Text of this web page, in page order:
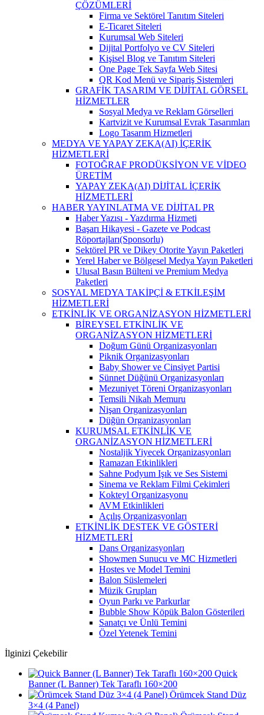
ÇÖZÜMLERİ
Firma ve Sektörel Tanıtım Siteleri
E-Ticaret Siteleri
Kurumsal Web Siteleri
Dijital Portfolyo ve CV Siteleri
Kişisel Blog ve Tanıtım Siteleri
One Page Tek Sayfa Web Sitesi
QR Kod Menü ve Sipariş Sistemleri
GRAFİK TASARIM VE DİJİTAL GÖRSEL
HİZMETLER
Sosyal Medya ve Reklam Görselleri
Kartvizit ve Kurumsal Evrak Tasarımları
Logo Tasarım Hizmetleri
MEDYA VE YAPAY ZEKA(AI) İÇERİK
HİZMETLERİ
FOTOĞRAF PRODÜKSİYON VE VİDEO
ÜRETİM
YAPAY ZEKA(AI) DİJİTAL İÇERİK
HİZMETLERİ
HABER YAYINLATMA VE DİJİTAL PR
Haber Yazısı - Yazdırma Hizmeti
Başarı Hikayesi - Gazete ve Podcast
Röportajları(Sponsorlu)
Sektörel PR ve Dikey Otorite Yayın Paketleri
Yerel Haber ve Bölgesel Medya Yayın Paketleri
Ulusal Basın Bülteni ve Premium Medya
Paketleri
SOSYAL MEDYA TAKİPÇİ & ETKİLEŞİM
HİZMETLERİ
ETKİNLİK VE ORGANİZASYON HİZMETLERİ
BİREYSEL ETKİNLİK VE
ORGANİZASYON HİZMETLERİ
Doğum Günü Organizasyonları
Piknik Organizasyonları
Baby Shower ve Cinsiyet Partisi
Sünnet Düğünü Organizasyonları
Mezuniyet Töreni Organizasyonları
Temsili Nikah Memuru
Nişan Organizasyonları
Düğün Organizasyonları
KURUMSAL ETKİNLİK VE
ORGANİZASYON HİZMETLERİ
Nostaljik Yiyecek Organizasyonları
Ramazan Etkinlikleri
Sahne Podyum Işık ve Ses Sistemi
Sinema ve Reklam Filmi Çekimleri
Kokteyl Organizasyonu
AVM Etkinlikleri
Açılış Organizasyonları
ETKİNLİK DESTEK VE GÖSTERİ
HİZMETLERİ
Dans Organizasyonları
Showmen Sunucu ve MC Hizmetleri
Hostes ve Model Temini
Balon Süslemeleri
Müzik Grupları
Oyun Parkı ve Parkurlar
Bubble Show Köpük Balon Gösterileri
Sanatçı ve Ünlü Temini
Özel Yetenek Temini
İlginizi Çekebilir
Quick
Banner (L Banner) Tek Taraflı 160×200
Örümcek Stand Düz
3×4 (4 Panel)